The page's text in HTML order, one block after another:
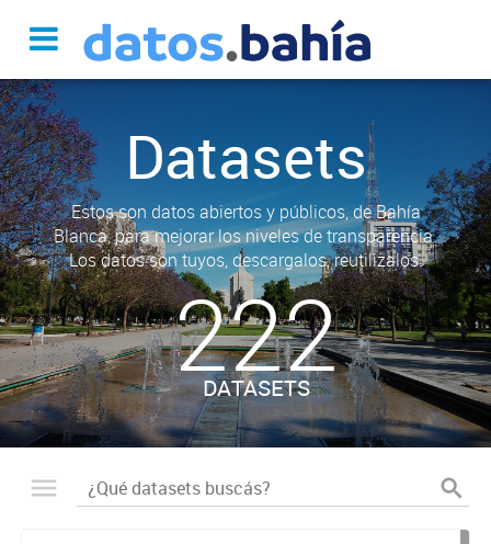
Datasets
Estos son datos abiertos y públicos, de Bahía
Blanca, para mejorar los niveles de transparencia.
Los datos son tuyos, descargalos, reutilizalos.
222
DATASETS